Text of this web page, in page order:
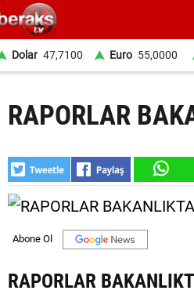
Dolar 47,7100 Euro 55,0000
RAPORLAR
RAPORLAR